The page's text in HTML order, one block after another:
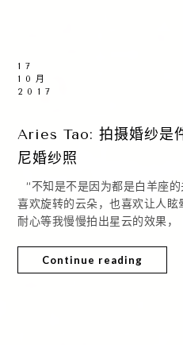
17
10月
2017
Aries Tao: 拍摄婚纱是
尼婚纱照
“不知是不是因为都是白羊座的
喜欢旋转的云朵，也喜欢让人
耐心等我慢慢拍出星云的效果
Continue reading